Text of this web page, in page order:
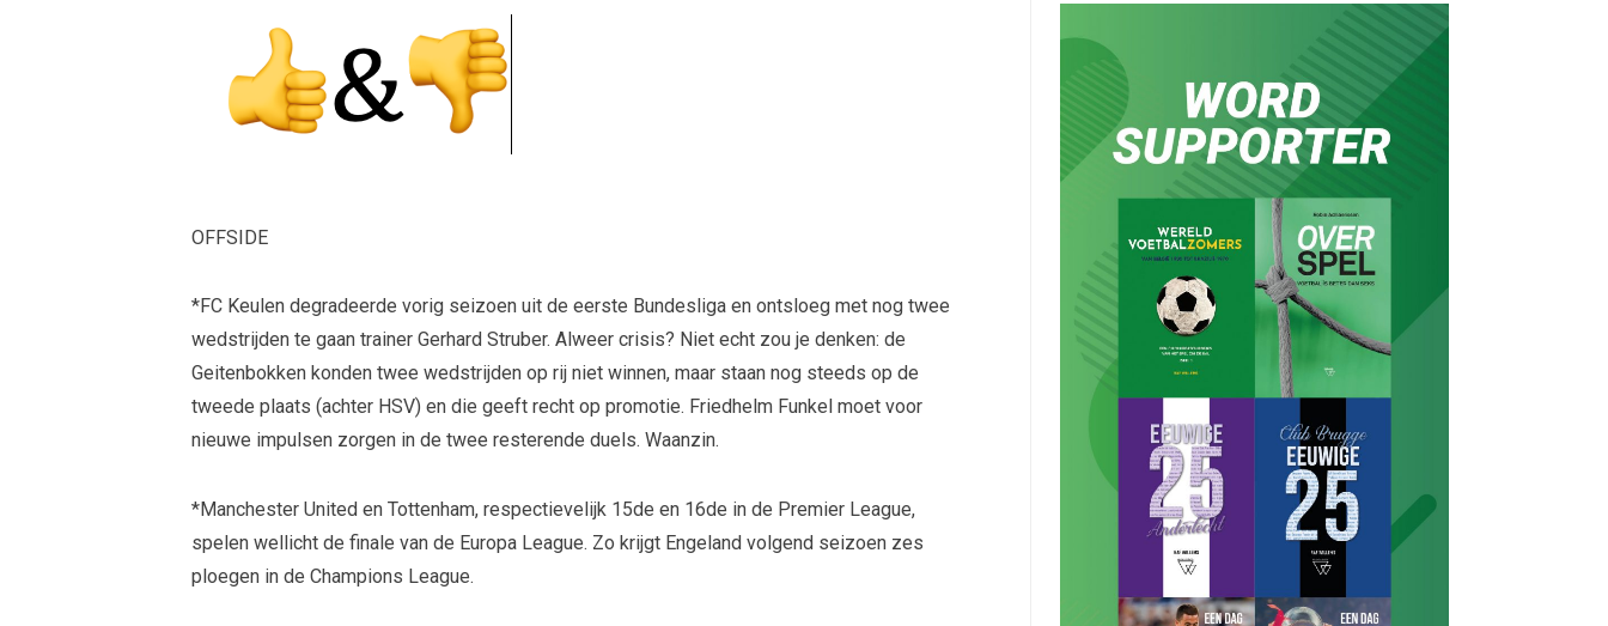
OFFSIDE
*FC Keulen degradeerde vorig seizoen uit de eerste Bundesliga en ontsloeg met nog twee
wedstrijden te gaan trainer Gerhard Struber. Alweer crisis? Niet echt zou je denken: de
Geitenbokken konden twee wedstrijden op rij niet winnen, maar staan nog steeds op de
tweede plaats (achter HSV) en die geeft recht op promotie. Friedhelm Funkel moet voor
nieuwe impulsen zorgen in de twee resterende duels. Waanzin.
*Manchester United en Tottenham, respectievelijk 15de en 16de in de Premier League,
spelen wellicht de finale van de Europa League. Zo krijgt Engeland volgend seizoen zes
ploegen in de Champions League.